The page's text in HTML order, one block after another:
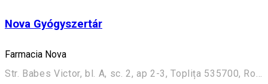
Nova Gyógyszertár
Farmacia Nova